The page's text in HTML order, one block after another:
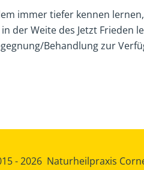
immer tiefer kennen
der Weite des Jetzt Frieden
Behandlung zur
-2026 Naturheilpraxis